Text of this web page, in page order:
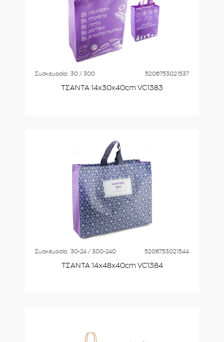
Συσκευασία: 30 / 300 5206753021537
ΤΣΑΝΤΑ 14x30x40cm VC1383
Συσκευασία: 30-24 / 300-240 5206753021544
ΤΣΑΝΤΑ 14x48x40cm VC1384